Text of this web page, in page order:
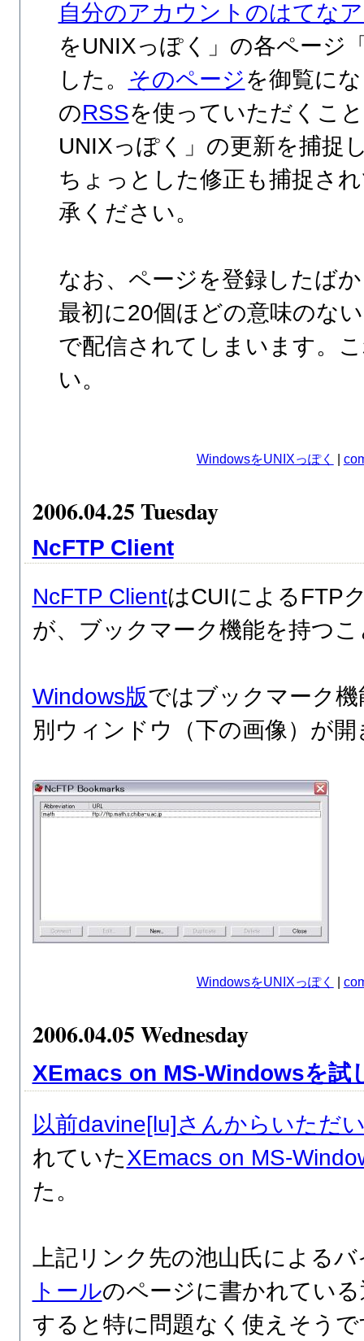
自分のアカウントのはてな
をUNIXっぽく」の各ページ
した。 そのページを御覧に
のRSSを使っていただくこ
UNIXっぽく」の更新を捕捉
ちょっとした修正も捕捉さ
承ください。
なお、ページを登録したば
最初に20個ほどの意味のな
で配信されてしまいます。
い。
WindowsをUNIXっぽく
2006.04.25 Tuesday
NcFTP Client
NcFTP ClientはCUIによるFTP
が、ブックマーク機能を持つ
Windows版ではブックマーク
別ウィンドウ（下の画像）が
WindowsをUNIXっぽく
2006.04.05 Wednesday
XEmacs on MS-Windowsを試
以前davine[lu]さんからいただ
れていたXEmacs on MS-
た。
上記リンク先の池山氏による
トールのページに書かれてい
すると特に問題なく使えそう